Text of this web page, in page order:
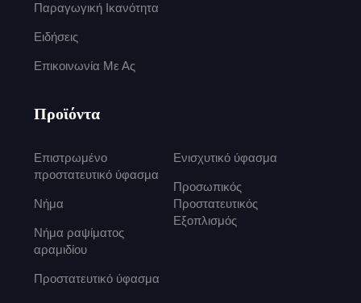
Παραγωγική Ικανότητα
Ειδήσεις
Επικοινωνία Με Ας
Προϊόντα
Επιστρωμένο
προστατευτικό ύφασμα
Νήμα
Νήμα ραψίματος
αραμιδίου
Προστατευτικό ύφασμα
Ενισχυτικό ύφασμα
Προσωπικός
Προστατευτικός
Εξοπλισμός